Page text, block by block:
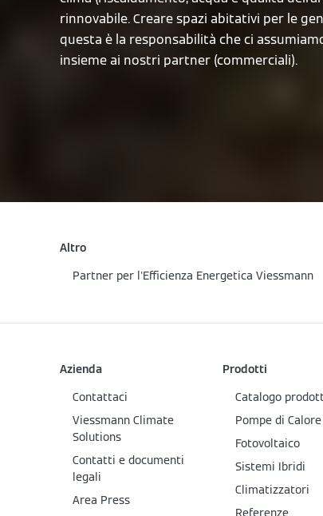
rinnovabile. Creare spazi abitativi per le
questa è la responsabilità che ci
insieme ai nostri partner (commerciali).
Altro
Partner per l'Efficienza Energetica Viessmann
Azienda
Contattaci
Viessmann Climate
Solutions
Contatti e documenti
legali
Area Press
Prodotti
Catalogo
Pompe di Calore
Fotovoltaico
Sistemi Ibridi
Climatizzatori
Referenze